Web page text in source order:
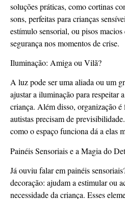
soluções práticas, como cortinas
sons, perfeitas para crianças
estímulo sensorial, ou pisos
segurança nos momentos de crise.
Iluminação: Amiga ou Vilã?
A luz pode ser uma aliada ou um
ajustar a iluminação para respeitar
criança. Além disso, organização
autistas precisam de
como o espaço funciona dá a elas
Painéis Sensoriais e a Magia do
Já ouviu falar em painéis
decoração: ajudam a estimular ou
necessidade da criança. Esses